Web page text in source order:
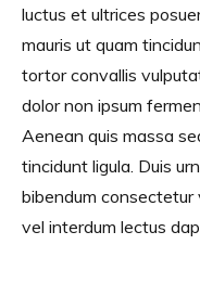
luctus et ultrices
mauris ut quam
tortor convallis
dolor non ipsum
Aenean quis massa
tincidunt ligula. Duis
bibendum consectetur
vel interdum lectus